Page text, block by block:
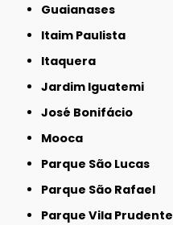
Guaianases
Itaim Paulista
Itaquera
Jardim Iguatemi
José Bonifácio
Mooca
Parque São Lucas
Parque São Rafael
Parque Vila Prudente